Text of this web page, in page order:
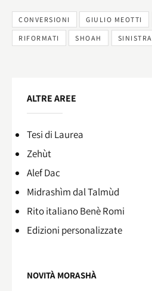
CONVERSIONI GIULIO MEOTTI
RIFORMATI SHOAH SINISTRA
ALTRE AREE
Tesi di Laurea
Zehùt
Alef Dac
Midrashìm dal Talmùd
Rito italiano Benè Romi​
Edizioni personalizzate
NOVITÀ MORASHÀ